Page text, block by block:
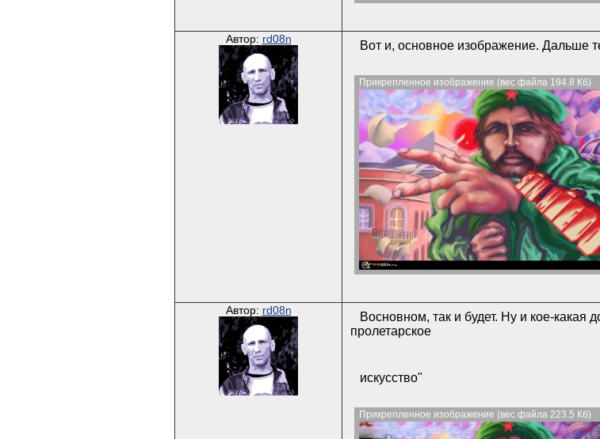
Автор: rd08n Вот и, основное изображение. Дальше
Прикрепленное изображение (вес файла 194.8 Кб)
Автор: rd08n
Восновном, так и будет. Ну и кое-какая
пролетарское
искусство"
Прикрепленное изображение (вес файла 223.5 Кб)